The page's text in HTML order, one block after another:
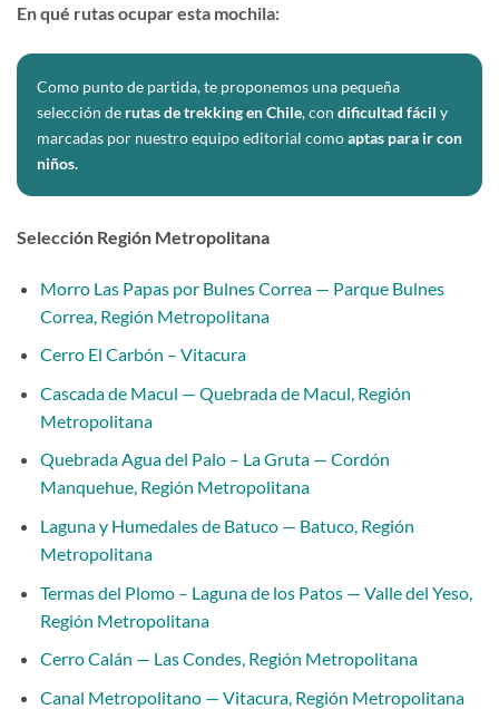
En qué rutas ocupar esta mochila:
Como punto de partida, te proponemos una pequeña
selección de rutas de trekking en Chile, con dificultad fácil y
marcadas por nuestro equipo editorial comoaptas para ir con
niños.
Selección Región Metropolitana
Morro Las Papas por Bulnes Correa — Parque Bulnes
Correa, Región Metropolitana
Cerro El Carbón – Vitacura
Cascada de Macul — Quebrada de Macul, Región
Metropolitana
Quebrada Agua del Palo – La Gruta — Cordón
Manquehue, Región Metropolitana
Laguna y Humedales de Batuco — Batuco, Región
Metropolitana
Termas del Plomo – Laguna de los Patos — Valle del Yeso,
Región Metropolitana
Cerro Calán — Las Condes, Región Metropolitana
Canal Metropolitano — Vitacura, Región Metropolitana